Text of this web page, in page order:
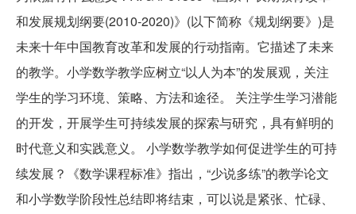
和发展规划纲要(2010-2020)》(以下简称《规划纲要》)是
未来十年中国教育改革和发展的行动指南。它描述了未来
的教学。小学数学教学应树立“以人为本”的发展观，关注
学生的学习环境、策略、方法和途径。 关注学生学习潜能
的开发，开展学生可持续发展的探索与研究，具有鲜明的
时代意义和实践意义。 小学数学教学如何促进学生的可持
续发展？《数学课程标准》指出，“少说多练”的教学论文
和小学数学阶段性总结即将结束，可以说是紧张、忙碌、